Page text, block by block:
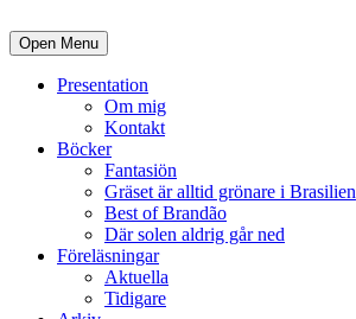
Open Menu
Presentation
Om mig
Kontakt
Böcker
Fantasiön
Gräset är alltid grönare i Brasilien
Best of Brandão
Där solen aldrig går ned
Föreläsningar
Aktuella
Tidigare